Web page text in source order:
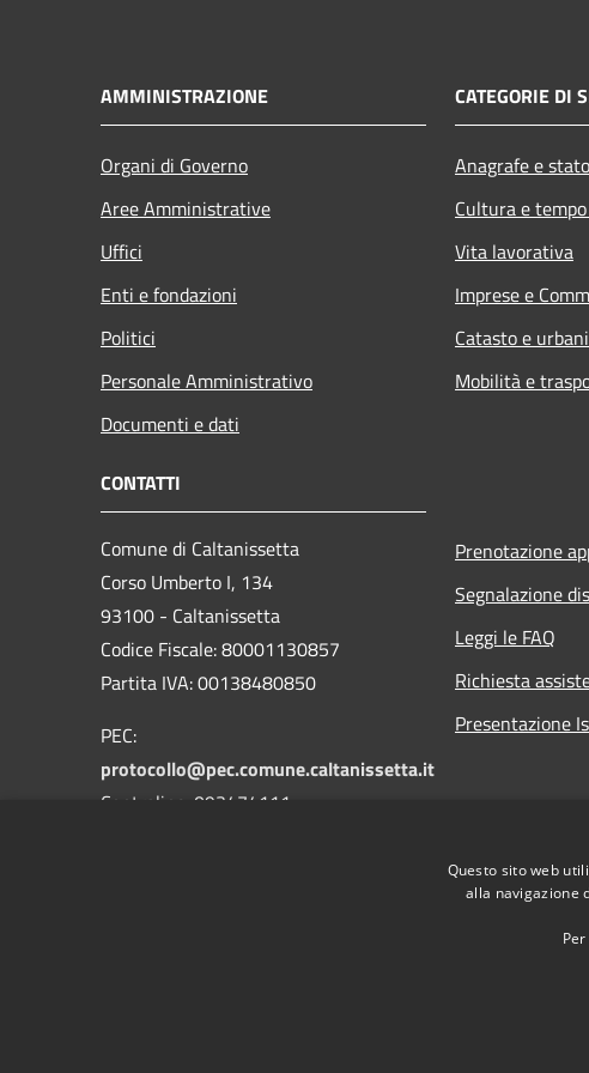
AMMINISTRAZIONE
Organi di Governo
Aree Amministrative
Uffici
Enti e fondazioni
Politici
Personale Amministrativo
Documenti e dati
CATEGORIE DI
Anagrafe e
Cultura e
Vita lavorativa
Imprese e
Catasto e
Mobilità e
CONTATTI
Comune di Caltanissetta
Corso Umberto I, 134
93100 - Caltanissetta
Codice Fiscale: 80001130857
Partita IVA: 00138480850
PEC:
protocollo@pec.comune.caltanissetta.it
Centralino: 093474111
Prenotazione
Segnalazione
Leggi le FAQ
Richiesta
Presentazione
Questo sito web
alla navigazione